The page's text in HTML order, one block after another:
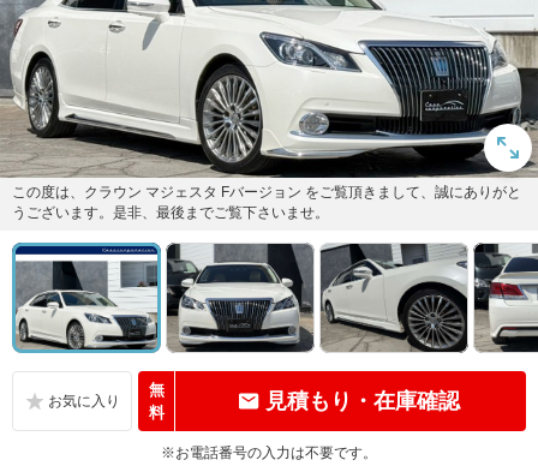
この度は、クラウン マジェスタ Fバージョン をご覧頂きまして、誠にありがと
うございます。是非、最後までご覧下さいませ。
無
料
見積もり・在庫確認
※お電話番号の入力は不要です。